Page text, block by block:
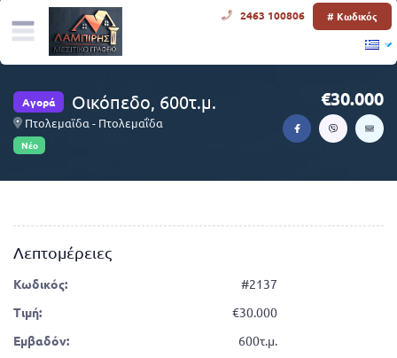
2463 100806 # Κωδικός
Αγορά Οικόπεδο, 600τ.μ.
Πτολεμαϊδα - Πτολεμαΐδα
Νέο
30.000
Λεπτομέρειες
Κωδικός:
#2137
Τιμή:
30.000
Εμβαδόν:
600τ.μ.